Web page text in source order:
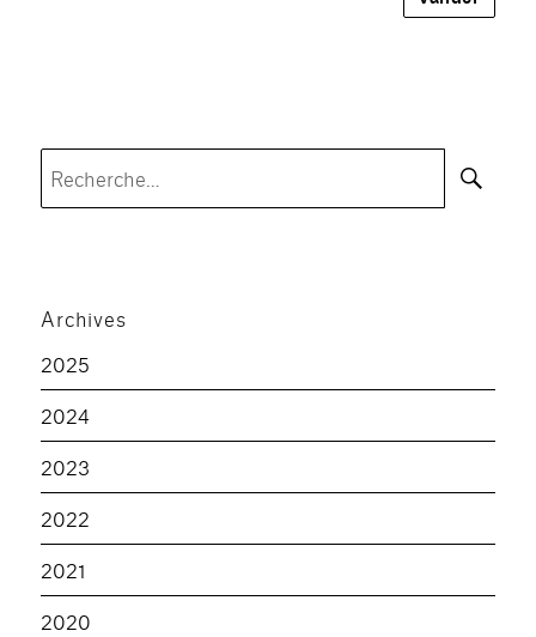
Archives
2025
2024
2023
2022
2021
2020